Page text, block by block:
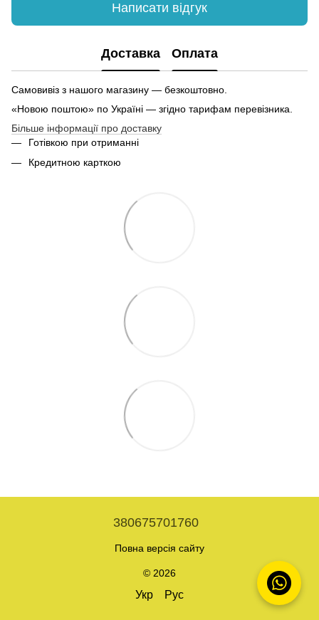
Написати відгук
Доставка Оплата
Самовивіз з нашого магазину — безкоштовно.
«Новою поштою» по Україні — згідно тарифам перевізника.
Більше інформації про доставку
Готівкою при отриманні
Кредитною карткою
380675701760
Повна версія сайту
© 2026
Укр Рус